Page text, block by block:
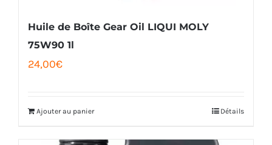
Huile de Boîte Gear Oil LIQUI MOLY
75W90 1l
24,00€
Ajouter au panier Détails